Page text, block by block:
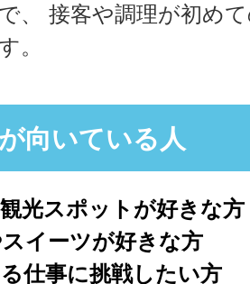
、 接客や調理が初め
。
向いている人
光スポットが好きな方
イーツが好きな方
仕事に挑戦したい方